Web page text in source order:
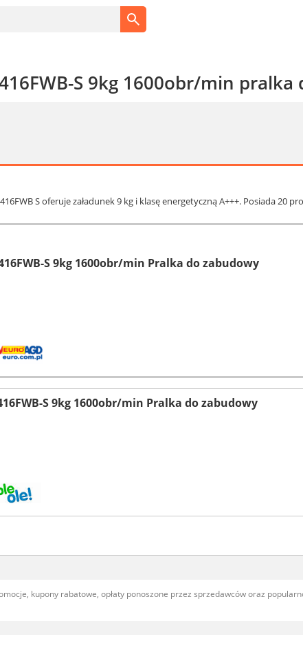
S 9kg 1600obr/min
S oferuje załadunek 9 kg i klasę energetyczną A+++. Posiada 20
S 9kg 1600obr/min Pralka do zabudowy
S 9kg 1600obr/min Pralka do zabudowy
kupony rabatowe, opłaty ponoszone przez sprzedawców oraz